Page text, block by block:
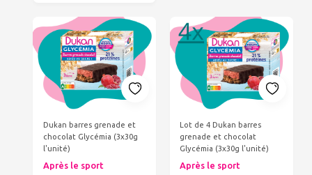
Dukan barres grenade et
chocolat Glycémia (3x30g
l'unité)
Après le sport
Lot de 4 Dukan barres
grenade et chocolat
Glycémia (3x30g l'unité)
Après le sport